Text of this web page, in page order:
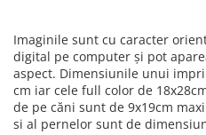
Imaginile sunt cu caracter
digital pe computer și pot
aspect. Dimensiunile unui
cm iar cele full color de
de pe căni sunt de 9x19cm
si al pernelor sunt de